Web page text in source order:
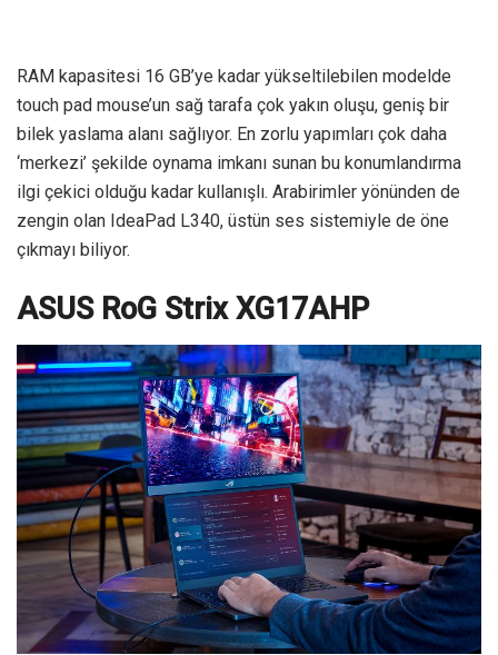
RAM kapasitesi 16 GB’ye kadar yükseltilebilen modelde
touch pad mouse’un sağ tarafa çok yakın oluşu, geniş bir
bilek yaslama alanı sağlıyor. En zorlu yapımları çok daha
‘merkezi’ şekilde oynama imkanı sunan bu konumlandırma
ilgi çekici olduğu kadar kullanışlı. Arabirimler yönünden de
zengin olan IdeaPad L340, üstün ses sistemiyle de öne
çıkmayı biliyor.
ASUS RoG Strix XG17AHP